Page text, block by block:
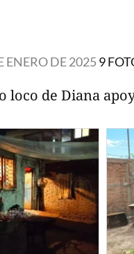
ENERO DE 2025 9
loco de Diana